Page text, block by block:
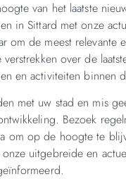
van het laatste
in Sittard met onze
om de meest relevante
over de
en activiteiten binnen
met uw stad en mis
Bezoek
om op de hoogte te
uitgebreide en